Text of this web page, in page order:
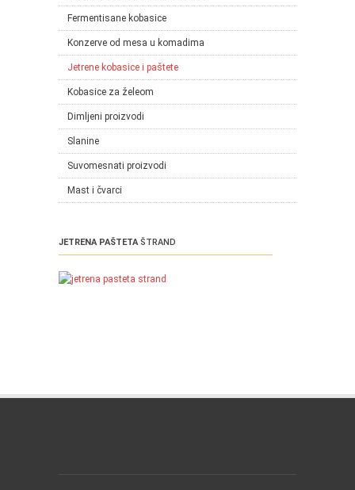
Fermentisane kobasice
Konzerve od mesa u komadima
Jetrene kobasice i paštete
Kobasice za želeom
Dimljeni proizvodi
Slanine
Suvomesnati proizvodi
Mast i čvarci
JETRENA PAŠTETAŠTRAND